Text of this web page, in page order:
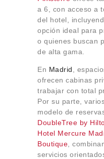
a 6, con acceso a
del hotel,
opción ideal para
o quienes buscan
de alta gama.
En Madrid ,
ofrecen cabinas
trabajar con total
Por su parte,
modelo de
DoubleTree by
Hotel Mercure
Boutique ,
servicios